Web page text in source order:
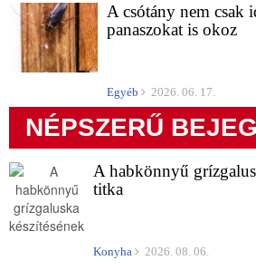
A csótány nem csak
panaszokat is okoz
Egyéb 2026. 06. 17.
NÉPSZERŰ
A habkönnyű
titka
Konyha 2026. 08. 06.